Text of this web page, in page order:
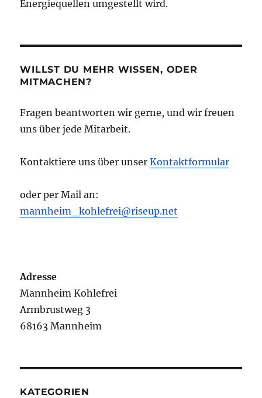
Energiequellen umgestellt wird.
WILLST DU MEHR WISSEN, ODER
MITMACHEN?
Fragen beantworten wir gerne, und wir freuen
uns über jede Mitarbeit.
Kontaktiere uns über unserKontaktformular
oder per Mail an:
mannheim_kohlefrei@riseup.net
Adresse
Mannheim Kohlefrei
Armbrustweg 3
68163 Mannheim
KATEGORIEN